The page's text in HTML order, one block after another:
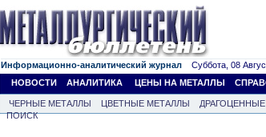
Информационно-аналитический журнал Суббота, 08
НОВОСТИ
АНАЛИТИКА ЦЕНЫ НА МЕТАЛЛЫ
ЧЕРНЫЕ МЕТАЛЛЫ ЦВЕТНЫЕ МЕТАЛЛЫ
ПОИСК